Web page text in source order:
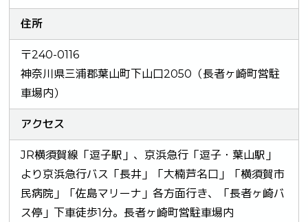
住所
〒240-0116
神奈川県三浦郡葉山町下山口2050（長者ヶ崎町営駐
車場内）
アクセス
JR横須賀線「逗子駅」、京浜急行「逗子・葉山駅」
より京浜急行バス「長井」「大楠芦名口」「横須賀市
民病院」「佐島マリーナ」各方面行き、「長者ヶ崎バ
ス停」下車徒歩1分。長者ヶ崎町営駐車場内